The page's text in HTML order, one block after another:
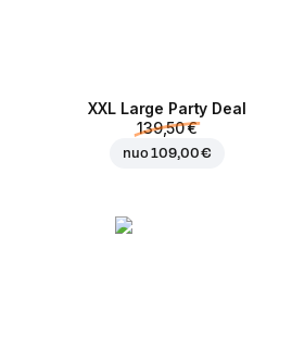
XXL Large Party Deal
139,50 €
nuo109,00 €